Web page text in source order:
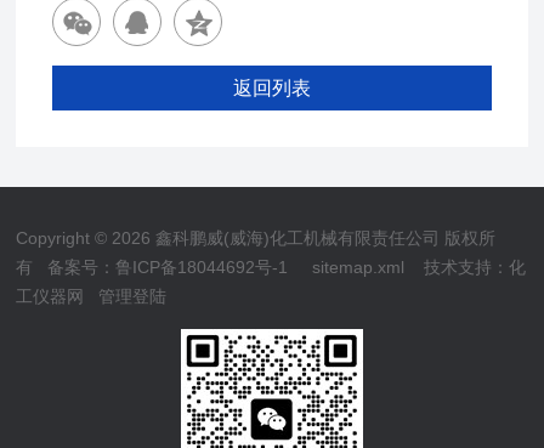
返回列表
Copyright © 2026 鑫科鹏威(威海)化工机械有限责任公司 版权所
有 备案号：鲁ICP备18044692号-1 sitemap.xml 技术支持：化
工仪器网
管理登陆